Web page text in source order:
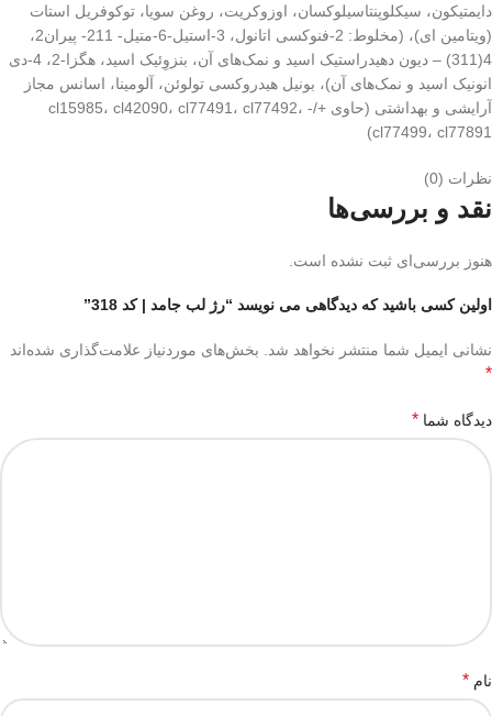
دایمتیکون، سیکلوپنتاسیلوکسان، اوزوکریت، روغن سویا، توکوفریل استات
(ویتامین ای)، (مخلوط: 2-فنوکسی اتانول، 3-استیل-6-متیل- 211- پیران2،
4(311) – دیون دهیدراستیک اسید و نمک‌های آن، بنزوِئیک اسید، هگزا-2، 4-دی
انونیک اسید و نمک‌های آن)، بونیل هیدروکسی تولوئن، آلومینا، اسانس مجاز
آرایشی و بهداشتی (حاوی +/- cl15985، cl42090، cl77491، cl77492،
cl77499، cl77891)
نظرات (0)
نقد و بررسی‌ها
هنوز بررسی‌ای ثبت نشده است.
اولین کسی باشید که دیدگاهی می نویسد “رژ لب جامد | کد 318”
نشانی ایمیل شما منتشر نخواهد شد. بخش‌های موردنیاز علامت‌گذاری شده‌اند
*
دیدگاه شما *
نام *